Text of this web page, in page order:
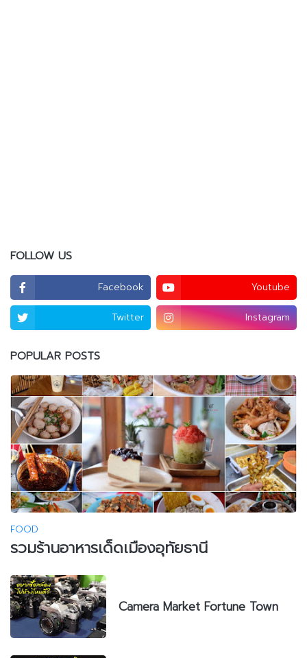
FOLLOW US
Facebook Youtube
Twitter Instagram
POPULAR POSTS
FOOD
รวมร้านอาหารเด็ดเมืองอุทัยธานี
Camera Market Fortune Town